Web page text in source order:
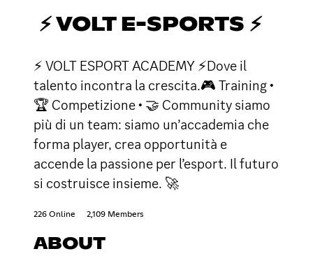
⚡ VOLT E-SPORTS ⚡
⚡ VOLT ESPORT ACADEMY ⚡Dove il
talento incontra la crescita.🎮 Training •
🏆 Competizione • 🤝 Community siamo
più di un team: siamo un’accademia che
forma player, crea opportunità e
accende la passione per l’esport. Il futuro
si costruisce insieme. 🚀
226 Online 2,109 Members
ABOUT